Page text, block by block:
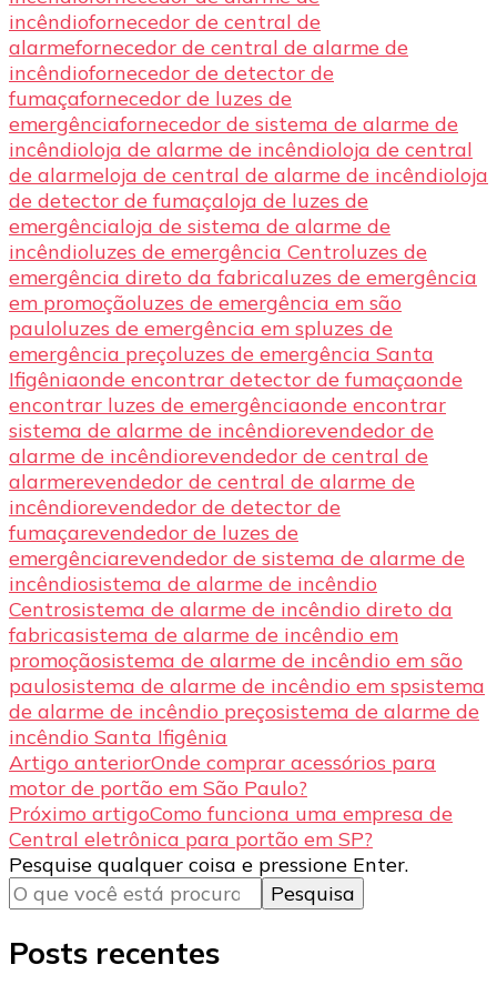
incêndiofornecedor de central de
alarmefornecedor de central de alarme de
incêndiofornecedor de detector de
fumaçafornecedor de luzes de
emergênciafornecedor de sistema de alarme de
incêndioloja de alarme de incêndioloja de central
de alarmeloja de central de alarme de incêndioloja
de detector de fumaçaloja de luzes de
emergêncialoja de sistema de alarme de
incêndioluzes de emergência Centroluzes de
emergência direto da fabricaluzes de emergência
em promoçãoluzes de emergência em são
pauloluzes de emergência em spluzes de
emergência preçoluzes de emergência Santa
Ifigêniaonde encontrar detector de fumaçaonde
encontrar luzes de emergênciaonde encontrar
sistema de alarme de incêndiorevendedor de
alarme de incêndiorevendedor de central de
alarmerevendedor de central de alarme de
incêndiorevendedor de detector de
fumaçarevendedor de luzes de
emergênciarevendedor de sistema de alarme de
incêndiosistema de alarme de incêndio
Centrosistema de alarme de incêndio direto da
fabricasistema de alarme de incêndio em
promoçãosistema de alarme de incêndio em são
paulosistema de alarme de incêndio em spsistema
de alarme de incêndio preçosistema de alarme de
incêndio Santa Ifigênia
Navegação
de
post
Artigo anteriorOnde comprar acessórios para
motor de portão em São Paulo?
Próximo artigoComo funciona uma empresa de
Central eletrônica para portão em SP?
Procurando
algo?
Pesquise qualquer coisa e pressione Enter.
Posts recentes